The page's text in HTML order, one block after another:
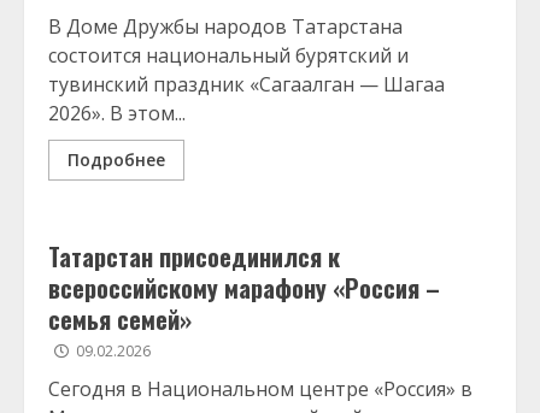
В Доме Дружбы народов Татарстана
состоится национальный бурятский и
тувинский праздник «Сагаалган — Шагаа
2026». В этом...
Подробнее
Татарстан присоединился к
всероссийскому марафону «Россия –
семья семей»
09.02.2026
Сегодня в Национальном центре «Россия» в